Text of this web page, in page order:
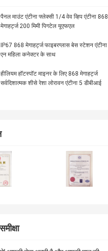
पैनल माउंट एंटीना फ्लेक्सी 1/4 वेव व्हिप एंटीना 868
मेगाहर्ट्ज 200 मिमी पिगटेल यूएफएल
IP67 868 मेगाहर्ट्ज फाइबरग्लास बेस स्टेशन एंटीना
एन महिला कनेक्टर के साथ
हीलियम हॉटस्पॉट माइनर के लिए 868 मेगाहर्ट्ज
सर्वदिशात्मक शीसे रेशा लोरावन एंटीना 5 डीबीआई